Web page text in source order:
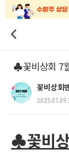
♣꽃비상회 7
꽃비상회
2025.07.09
♣꽃비